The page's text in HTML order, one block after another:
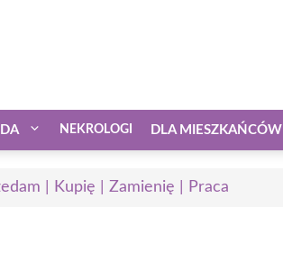
NEKROLOGI DLA MIESZKAŃCÓW
| Kupię | Zamienię | Praca